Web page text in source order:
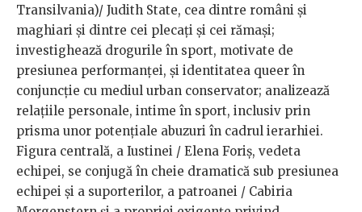
Transilvania)/ Judith State, cea dintre români și
maghiari și dintre cei plecați și cei rămași;
investighează drogurile în sport, motivate de
presiunea performanței, și identitatea queer în
conjuncție cu mediul urban conservator; analizează
relațiile personale, intime în sport, inclusiv prin
prisma unor potențiale abuzuri în cadrul ierarhiei.
Figura centrală, a Iustinei / Elena Foriș, vedeta
echipei, se conjugă în cheie dramatică sub presiunea
echipei și a suporterilor, a patroanei / Cabiria